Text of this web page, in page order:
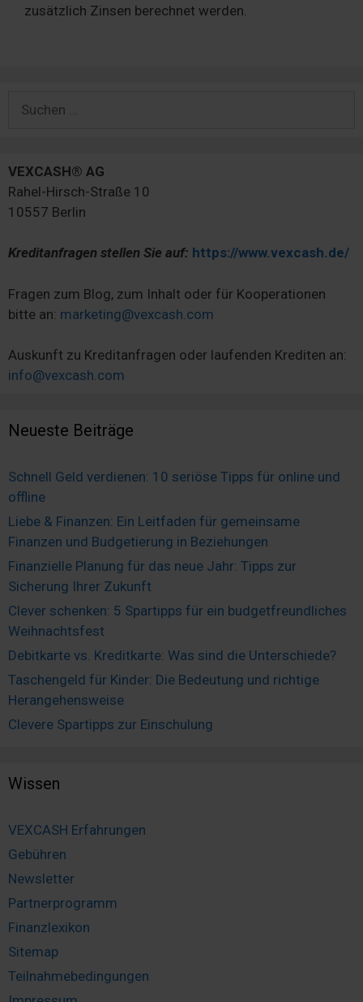
zusätzlich Zinsen berechnet werden.
nach:
VEXCASH® AG
Rahel-Hirsch-Straße 10
10557 Berlin
Kreditanfragen stellen Sie auf: https://www.vexcash.de/
Fragen zum Blog, zum Inhalt oder für Kooperationen
bitte an: marketing@vexcash.com
Auskunft zu Kreditanfragen oder laufenden Krediten an:
info@vexcash.com
Neueste Beiträge
Schnell Geld verdienen: 10 seriöse Tipps für online und
offline
Liebe & Finanzen: Ein Leitfaden für gemeinsame
Finanzen und Budgetierung in Beziehungen
Finanzielle Planung für das neue Jahr: Tipps zur
Sicherung Ihrer Zukunft
Clever schenken: 5 Spartipps für ein budgetfreundliches
Weihnachtsfest
Debitkarte vs. Kreditkarte: Was sind die Unterschiede?
Taschengeld für Kinder: Die Bedeutung und richtige
Herangehensweise
Clevere Spartipps zur Einschulung
Wissen
VEXCASH Erfahrungen
Gebühren
Newsletter
Partnerprogramm
Finanzlexikon
Sitemap
Teilnahmebedingungen